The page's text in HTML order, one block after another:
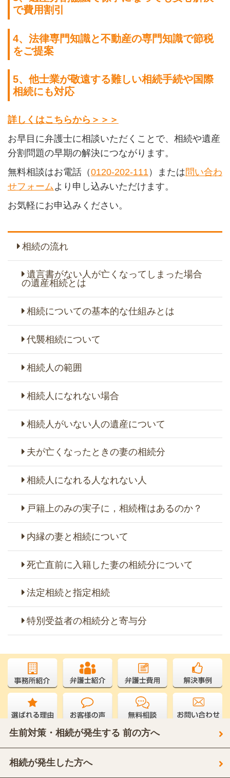
で費用割引
4、法律専門知識と不動産の専門知識で節税
をご提案
5、他士業が敬遠する難しい相続手続や国際
相続にも対応
詳しくはこちらから＞＞＞
お早目に弁護士に相談いただくことで、相続や遺産
分割問題の早期の解決につながります。
無料相談はお電話（0120-202-111 ）または問い合わ
せフォーム より申し込みいただけます。
お気軽にお申込みください。
相続の流れ
遺言書がない人が亡くなってしまった場合
の遺産相続とは
相続についての基本的な仕組みとは
代襲相続について
相続人の範囲
相続人になれない場合
相続人がいない人の遺産について
夫が亡くなったときの妻の相続分
相続人になれる人なれない人
戸籍上のみの実子に，相続権はあるのか？
内縁の妻と相続について
死亡直前に入籍した妻の相続分について
法定相続と指定相続
特別受益者の相続分と寄与分
サイト内検索
生前対策・相続が発生する 前の方へ
相続が発生した方へ